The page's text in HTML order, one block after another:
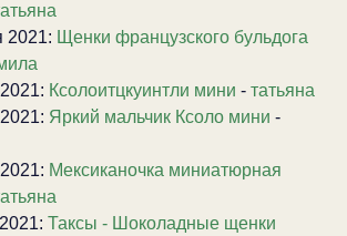
2021: Щенки французского бульдога
Ксолоитцкуинтли мини - татьяна
Яркий мальчик Ксоло мини -
Мексиканочка миниатюрная
Таксы - Шоколадные щенки